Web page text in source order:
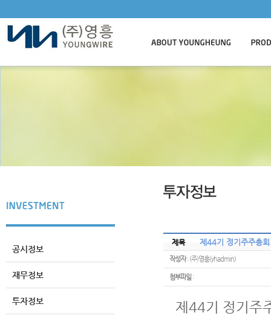
공시정보
재무정보
투자정보
제목 제44기 정기주주총
작성자: (주)영흥(yhadmin)
첨부파일:
제44기 정기주